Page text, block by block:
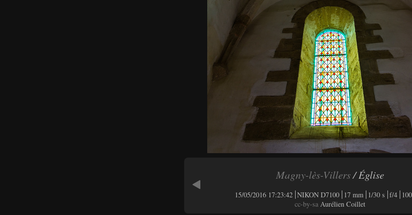
Magny-lès-Villers/ Église
15/05/2016 17:23:42 NIKON D7100 17 mm 1/30 s f/4
cc-by-sa Aurélien Coillet